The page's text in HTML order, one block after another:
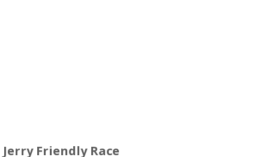
Jerry Friendly Race